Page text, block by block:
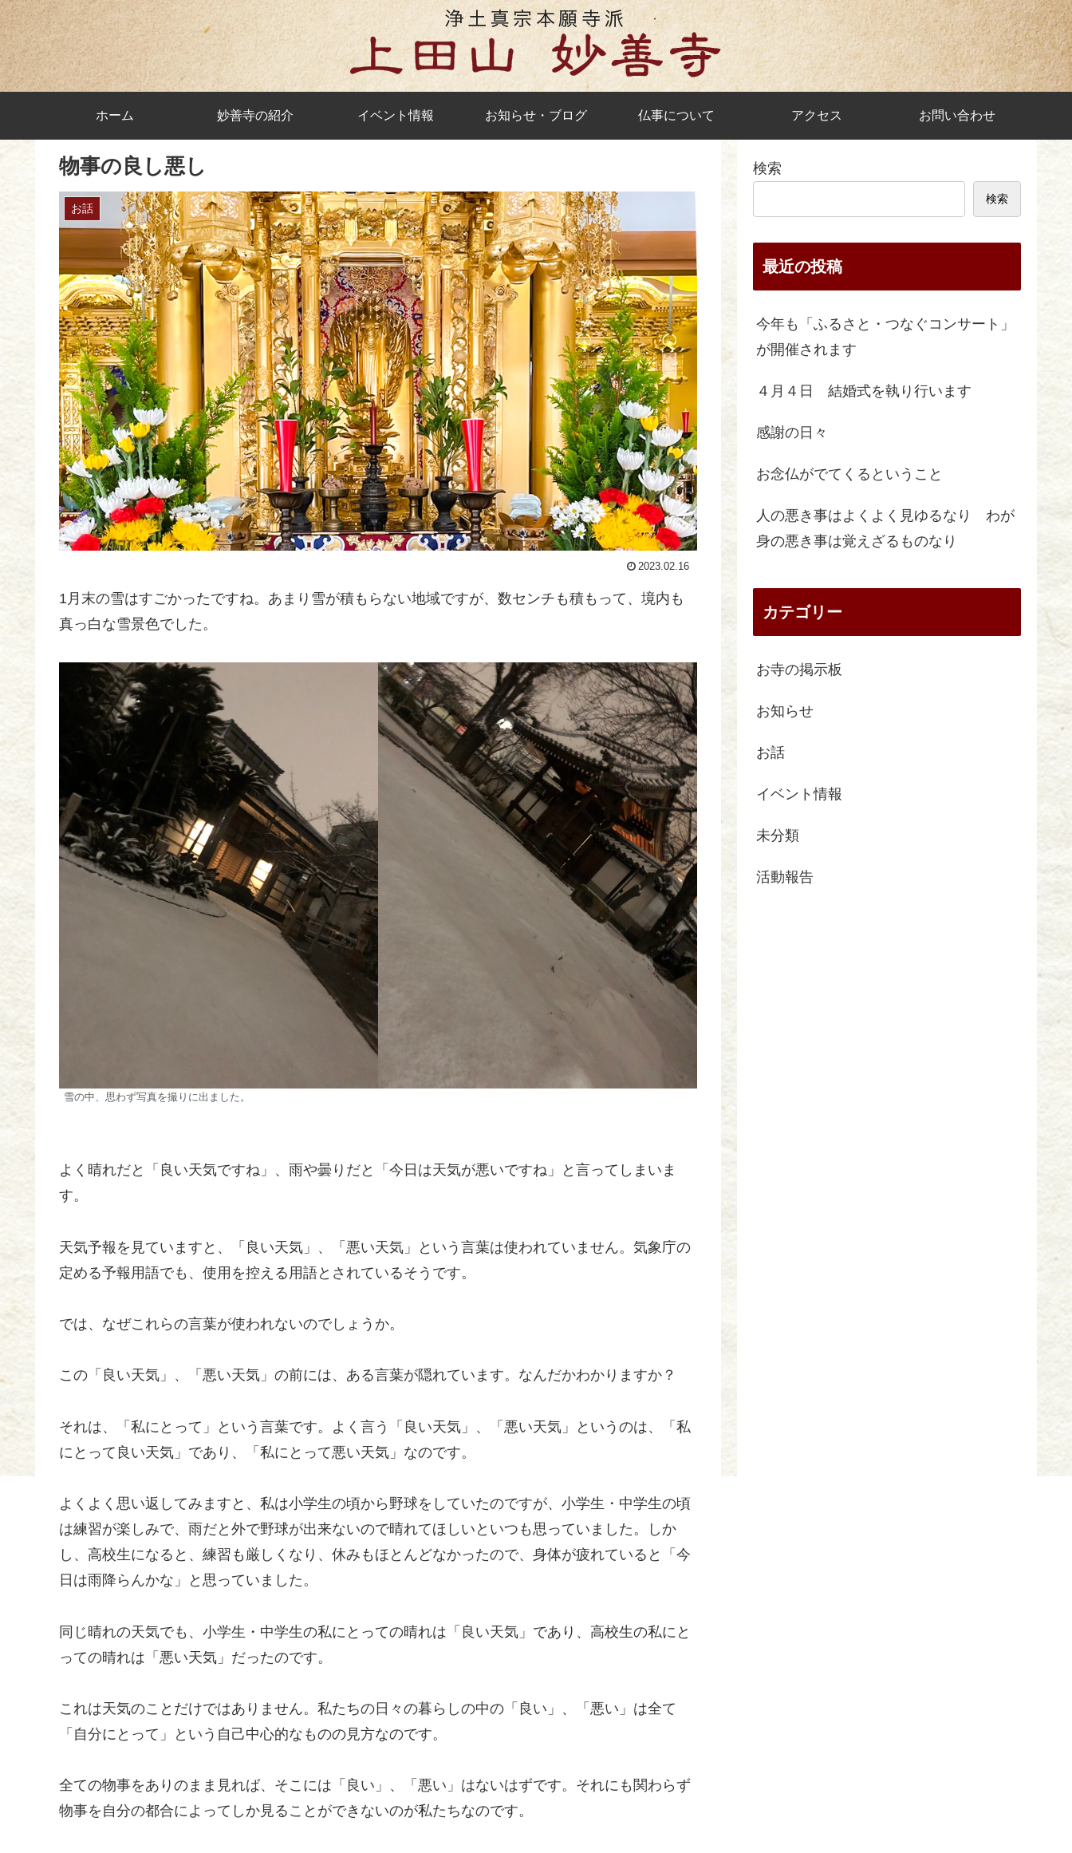
ホーム 妙善寺の紹介 イベント情報 お知らせ・ブログ 仏事について アクセス お問い合わせ
物事の良し悪し
お話
2023.02.16
1月末の雪はすごかったですね。あまり雪が積もらない地域ですが、数センチも積もって、境内も
真っ白な雪景色でした。
雪の中、思わず写真を撮りに出ました。
よく晴れだと「良い天気ですね」、雨や曇りだと「今日は天気が悪いですね」と言ってしまいま
す。
天気予報を見ていますと、「良い天気」、「悪い天気」という言葉は使われていません。気象庁の
定める予報用語でも、使用を控える用語とされているそうです。
では、なぜこれらの言葉が使われないのでしょうか。
この「良い天気」、「悪い天気」の前には、ある言葉が隠れています。なんだかわかりますか？
それは、「私にとって」という言葉です。よく言う「良い天気」、「悪い天気」というのは、「私
にとって良い天気」であり、「私にとって悪い天気」なのです。
よくよく思い返してみますと、私は小学生の頃から野球をしていたのですが、小学生・中学生の頃
は練習が楽しみで、雨だと外で野球が出来ないので晴れてほしいといつも思っていました。しか
し、高校生になると、練習も厳しくなり、休みもほとんどなかったので、身体が疲れていると「今
日は雨降らんかな」と思っていました。
同じ晴れの天気でも、小学生・中学生の私にとっての晴れは「良い天気」であり、高校生の私にと
っての晴れは「悪い天気」だったのです。
これは天気のことだけではありません。私たちの日々の暮らしの中の「良い」、「悪い」は全て
「自分にとって」という自己中心的なものの見方なのです。
全ての物事をありのまま見れば、そこには「良い」、「悪い」はないはずです。それにも関わらず
物事を自分の都合によってしか見ることができないのが私たちなのです。
検索
検索
最近の投稿
今年も「ふるさと・つなぐコンサート」
が開催されます
４月４日 結婚式を執り行います
感謝の日々
お念仏がでてくるということ
人の悪き事はよくよく見ゆるなり わが
身の悪き事は覚えざるものなり
カテゴリー
お寺の掲示板
お知らせ
お話
イベント情報
未分類
活動報告